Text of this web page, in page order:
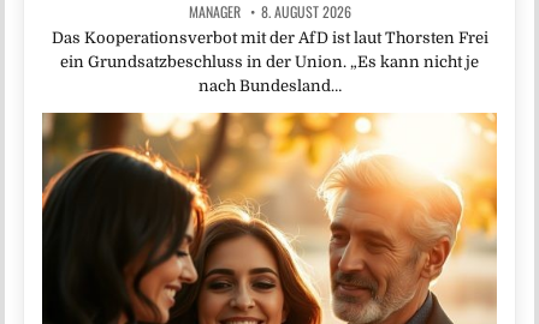
MANAGER 8. AUGUST 2026
Das Kooperationsverbot mit der AfD ist laut Thorsten Frei
ein Grundsatzbeschluss in der Union. „Es kann nicht je
nach Bundesland…